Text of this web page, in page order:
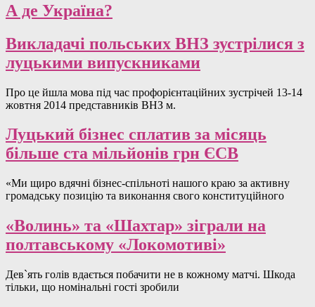
А де Україна?
Викладачі польських ВНЗ зустрілися з
луцькими випускниками
Про це йшла мова під час профорієнтаційних зустрічей 13-14
жовтня 2014 представників ВНЗ м.
Луцький бізнес сплатив за місяць
більше ста мільйонів грн ЄСВ
«Ми щиро вдячні бізнес-спільноті нашого краю за активну
громадську позицію та виконання свого конституційного
«Волинь» та «Шахтар» зіграли на
полтавському «Локомотиві»
Дев`ять голів вдається побачити не в кожному матчі. Шкода
тільки, що номінальні гості зробили